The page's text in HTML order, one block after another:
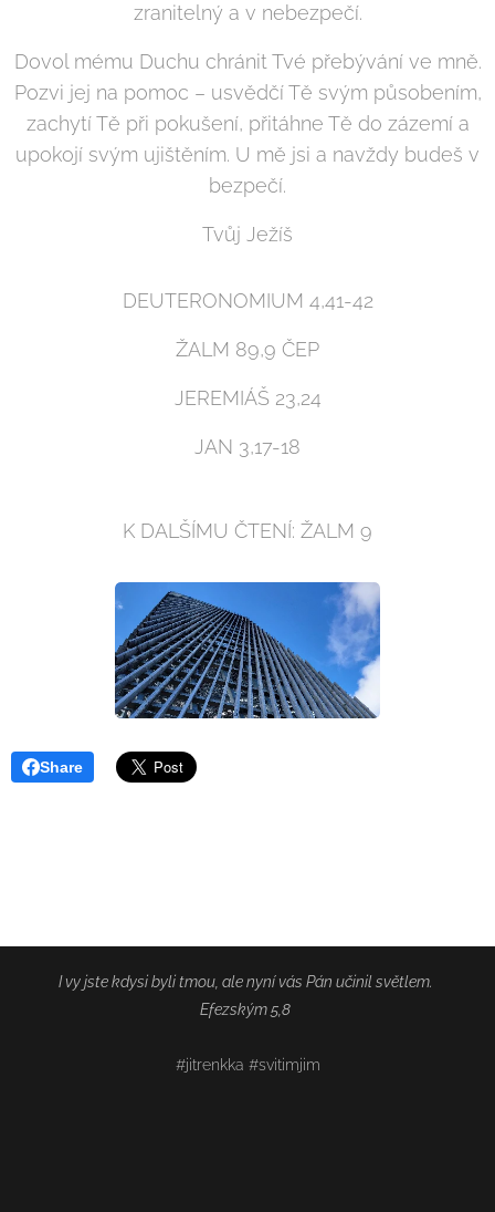
zranitelný a v nebezpečí.
Dovol mému Duchu chránit Tvé přebývání ve mně.
Pozvi jej na pomoc – usvědčí Tě svým působením,
zachytí Tě při pokušení, přitáhne Tě do zázemí a
upokojí svým ujištěním. U mě jsi a navždy budeš v
bezpečí.
Tvůj Ježíš
DEUTERONOMIUM 4,41-42
ŽALM 89,9 ČEP
JEREMIÁŠ 23,24
JAN 3,17-18
K DALŠÍMU ČTENÍ: ŽALM 9
Share
I vy jste kdysi byli tmou, ale nyní vás Pán učinil světlem.
Efezským 5,8
#jitrenkka #svitimjim